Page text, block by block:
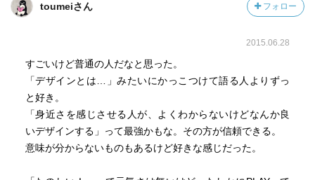
toumeiさん フォロー
2015.06.28
すごいけど普通の人だなと思った。
「デザインとは…」みたいにかっこつけて語る人よりずっ
と好き。
「身近さを感じさせる人が、よくわからないけどなんか良
いデザインする」って最強かもな。その方が信頼できる。
意味が分からないものもあるけど好きな感じだった。